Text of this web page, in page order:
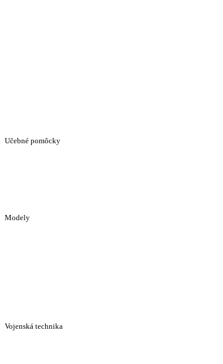
Učebné pomôcky
Modely
Vojenská technika